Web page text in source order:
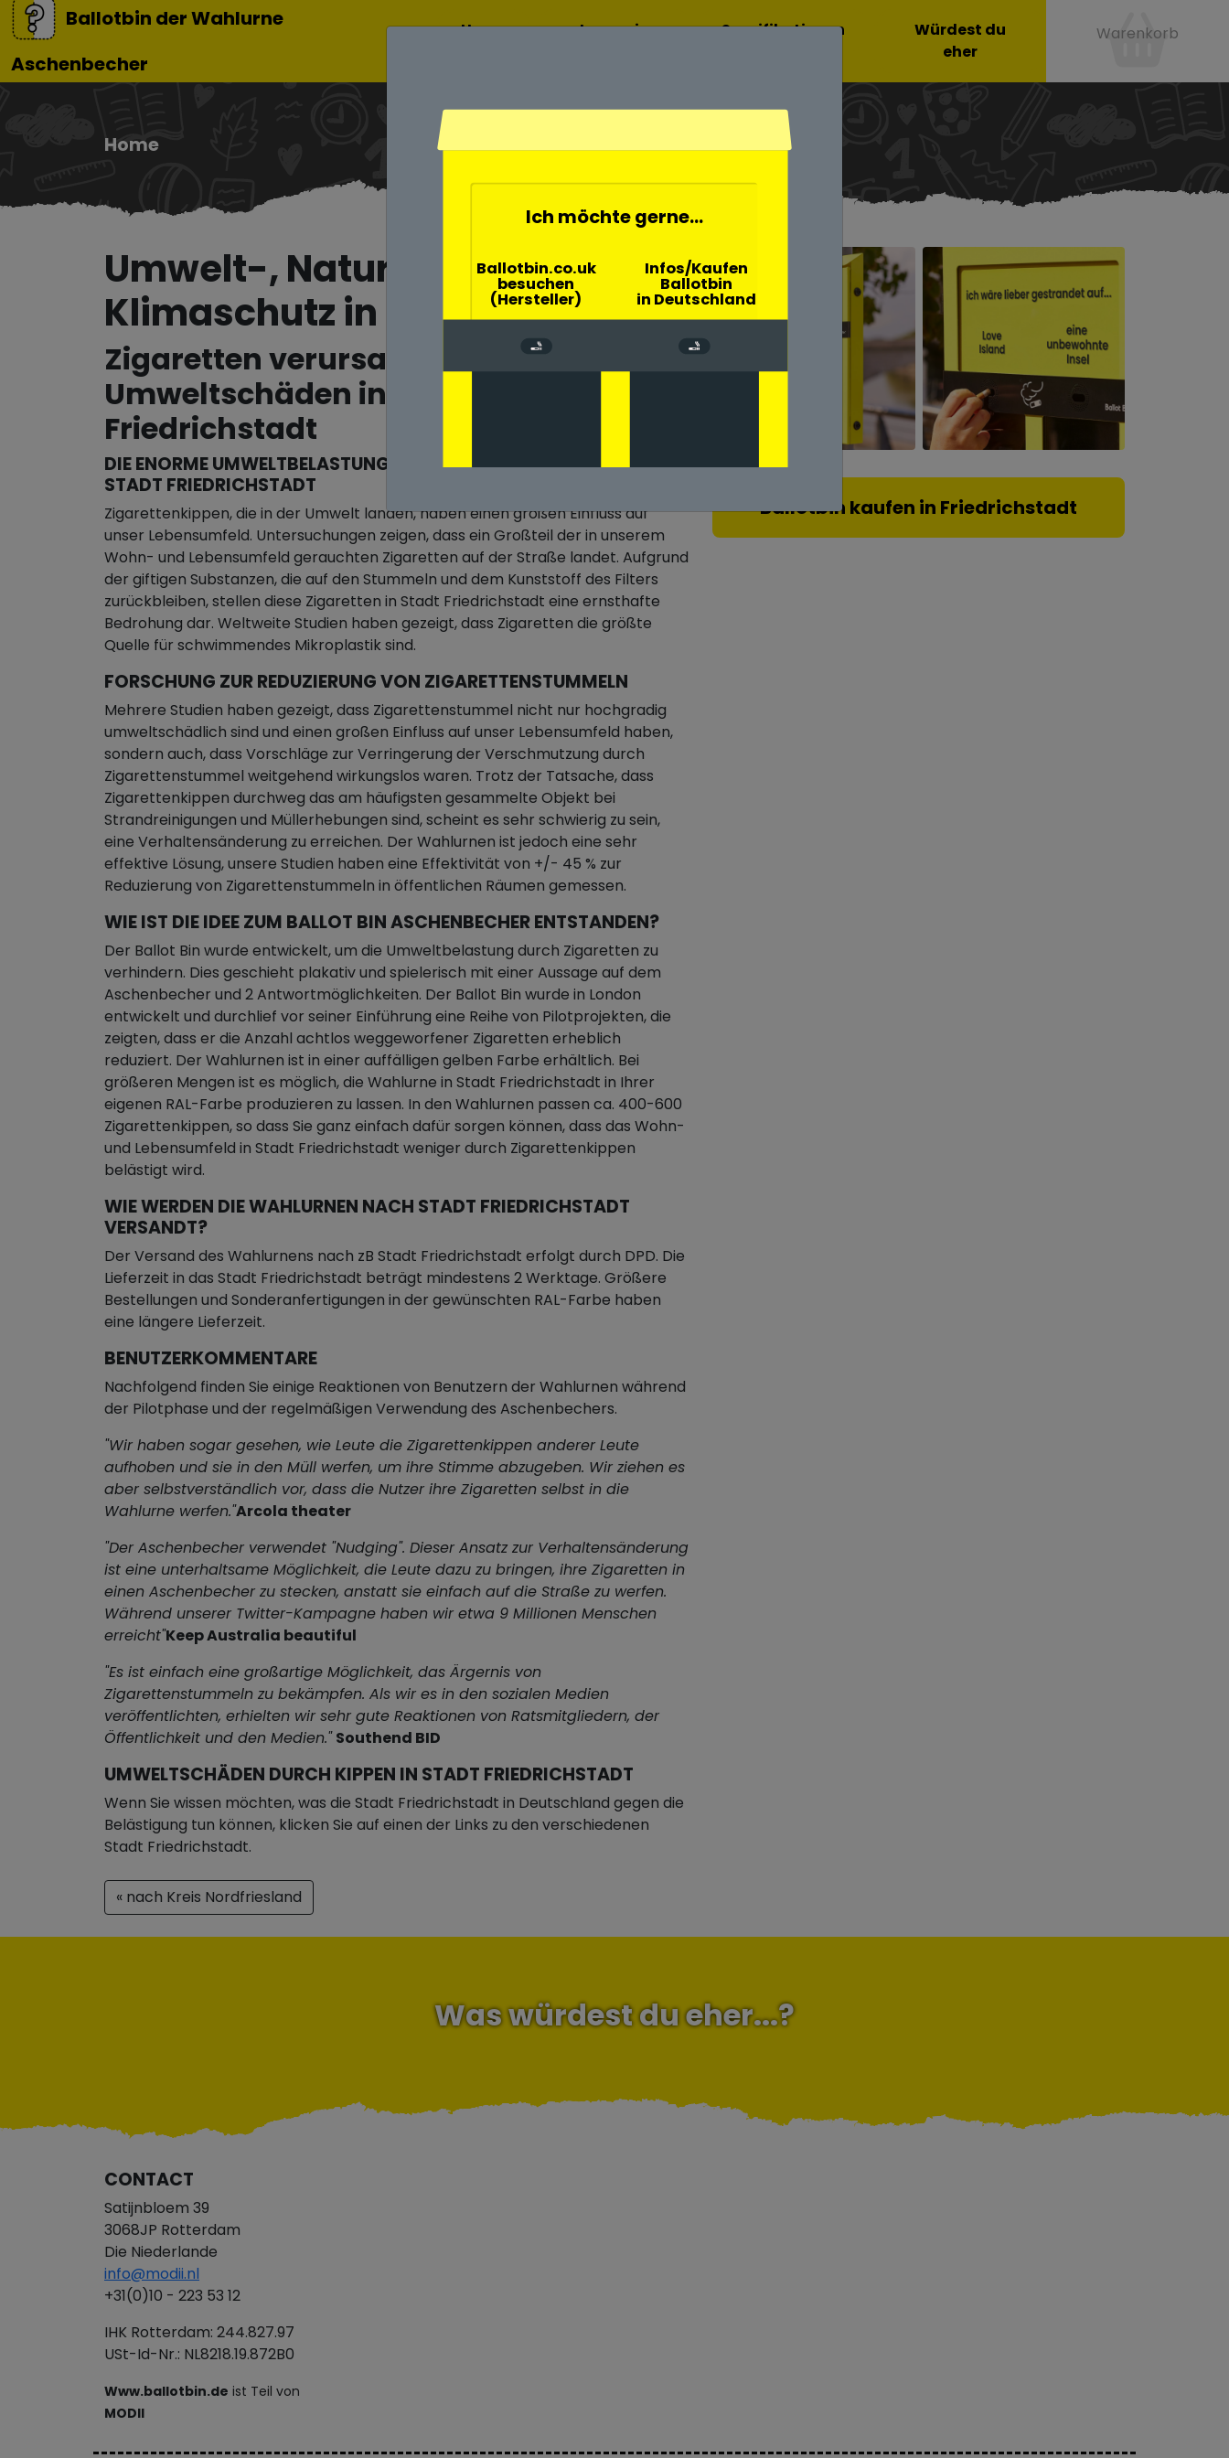
Ballotbin der Wahlurne
Aschenbecher
Home
Lesen sie
Spezifikationen
Würdest du
eher
Warenkorb
Home
Umwelt-, Natur- und
Klimaschutz in Friedrichstadt
Zigaretten verursachen große
Umweltschäden in Stadt
Friedrichstadt
DIE ENORME UMWELTBELASTUNG DURCH ZIGARETTENSTUMMEL IN
STADT FRIEDRICHSTADT
Zigarettenkippen, die in der Umwelt landen, haben einen großen Einfluss auf
unser Lebensumfeld. Untersuchungen zeigen, dass ein Großteil der in unserem
Wohn- und Lebensumfeld gerauchten Zigaretten auf der Straße landet. Aufgrund
der giftigen Substanzen, die auf den Stummeln und dem Kunststoff des Filters
zurückbleiben, stellen diese Zigaretten in Stadt Friedrichstadt eine ernsthafte
Bedrohung dar. Weltweite Studien haben gezeigt, dass Zigaretten die größte
Quelle für schwimmendes Mikroplastik sind.
FORSCHUNG ZUR REDUZIERUNG VON ZIGARETTENSTUMMELN
Mehrere Studien haben gezeigt, dass Zigarettenstummel nicht nur hochgradig
umweltschädlich sind und einen großen Einfluss auf unser Lebensumfeld haben,
sondern auch, dass Vorschläge zur Verringerung der Verschmutzung durch
Zigarettenstummel weitgehend wirkungslos waren. Trotz der Tatsache, dass
Zigarettenkippen durchweg das am häufigsten gesammelte Objekt bei
Strandreinigungen und Müllerhebungen sind, scheint es sehr schwierig zu sein,
eine Verhaltensänderung zu erreichen. Der Wahlurnen ist jedoch eine sehr
effektive Lösung, unsere Studien haben eine Effektivität von +/- 45 % zur
Reduzierung von Zigarettenstummeln in öffentlichen Räumen gemessen.
WIE IST DIE IDEE ZUM BALLOT BIN ASCHENBECHER ENTSTANDEN?
Der Ballot Bin wurde entwickelt, um die Umweltbelastung durch Zigaretten zu
verhindern. Dies geschieht plakativ und spielerisch mit einer Aussage auf dem
Aschenbecher und 2 Antwortmöglichkeiten. Der Ballot Bin wurde in London
entwickelt und durchlief vor seiner Einführung eine Reihe von Pilotprojekten, die
zeigten, dass er die Anzahl achtlos weggeworfener Zigaretten erheblich
reduziert. Der Wahlurnen ist in einer auffälligen gelben Farbe erhältlich. Bei
größeren Mengen ist es möglich, die Wahlurne in Stadt Friedrichstadt in Ihrer
eigenen RAL-Farbe produzieren zu lassen. In den Wahlurnen passen ca. 400-600
Zigarettenkippen, so dass Sie ganz einfach dafür sorgen können, dass das Wohn-
und Lebensumfeld in Stadt Friedrichstadt weniger durch Zigarettenkippen
belästigt wird.
WIE WERDEN DIE WAHLURNEN NACH STADT FRIEDRICHSTADT
VERSANDT?
Der Versand des Wahlurnens nach zB Stadt Friedrichstadt erfolgt durch DPD. Die
Lieferzeit in das Stadt Friedrichstadt beträgt mindestens 2 Werktage. Größere
Bestellungen und Sonderanfertigungen in der gewünschten RAL-Farbe haben
eine längere Lieferzeit.
BENUTZERKOMMENTARE
Nachfolgend finden Sie einige Reaktionen von Benutzern der Wahlurnen während
der Pilotphase und der regelmäßigen Verwendung des Aschenbechers.
"Wir haben sogar gesehen, wie Leute die Zigarettenkippen anderer Leute
aufhoben und sie in den Müll werfen, um ihre Stimme abzugeben. Wir ziehen es
aber selbstverständlich vor, dass die Nutzer ihre Zigaretten selbst in die
Wahlurne werfen."Arcola theater
"Der Aschenbecher verwendet "Nudging". Dieser Ansatz zur Verhaltensänderung
ist eine unterhaltsame Möglichkeit, die Leute dazu zu bringen, ihre Zigaretten in
einen Aschenbecher zu stecken, anstatt sie einfach auf die Straße zu werfen.
Während unserer Twitter-Kampagne haben wir etwa 9 Millionen Menschen
erreicht"Keep Australia beautiful
"Es ist einfach eine großartige Möglichkeit, das Ärgernis von
Zigarettenstummeln zu bekämpfen. Als wir es in den sozialen Medien
veröffentlichten, erhielten wir sehr gute Reaktionen von Ratsmitgliedern, der
Öffentlichkeit und den Medien." Southend BID
UMWELTSCHÄDEN DURCH KIPPEN IN STADT FRIEDRICHSTADT
Wenn Sie wissen möchten, was die Stadt Friedrichstadt in Deutschland gegen die
Belästigung tun können, klicken Sie auf einen der Links zu den verschiedenen
Stadt Friedrichstadt.
Ballotbin kaufen in Friedrichstadt
« nach Kreis Nordfriesland
Was würdest du eher...?
Ich möchte gerne...
Ballotbin.co.uk
besuchen
(Hersteller)
Infos/Kaufen
Ballotbin
in Deutschland
CONTACT
Satijnbloem 39
3068JP Rotterdam
Die Niederlande
info@modii.nl
+31(0)10 - 223 53 12
IHK Rotterdam: 244.827.97
USt-Id-Nr.: NL8218.19.872B0
Www.ballotbin.de ist Teil von
MODII